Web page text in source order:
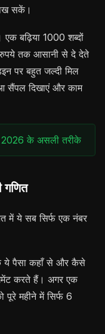
सकें।
बढ़िया 1000 शब्दों
तक आसानी से दे देते
पर बहुत जल्दी मिल
सैंपल दिखाएं और काम
2026 के असली तरीके
गणित
में ये सब सिर्फ एक नंबर
ये पैसा कहाँ से और कैसे
करते हैं। अगर एक
महीने में सिर्फ 6